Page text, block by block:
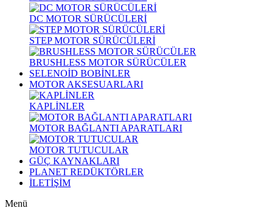
DC MOTOR SÜRÜCÜLERİ
STEP MOTOR SÜRÜCÜLERİ
BRUSHLESS MOTOR SÜRÜCÜLER
SELENOİD BOBİNLER
MOTOR AKSESUARLARI
KAPLİNLER
MOTOR BAĞLANTI APARATLARI
MOTOR TUTUCULAR
GÜÇ KAYNAKLARI
PLANET REDÜKTÖRLER
İLETİŞİM
Menü